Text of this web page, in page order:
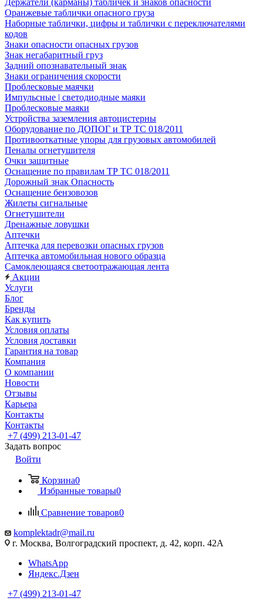
Держатели (карманы) табличек и знаков опасности
Оранжевые таблички опасного груза
Наборные таблички, цифры и таблички с переключателями
кодов
Знаки опасности опасных грузов
Знак негабаритный груз
Задний опознавательный знак
Знаки ограничения скорости
Проблесковые маячки
Импульсные | светодиодные маяки
Проблесковые маяки
Устройства заземления автоцистерны
Оборудование по ДОПОГ и ТР ТС 018/2011
Противооткатные упоры для грузовых автомобилей
Пеналы огнетушителя
Очки защитные
Оснащение по правилам ТР ТС 018/2011
Дорожный знак Опасность
Оснащение бензовозов
Жилеты сигнальные
Огнетушители
Дренажные ловушки
Аптечки
Аптечка для перевозки опасных грузов
Аптечка автомобильная нового образца
Самоклеющаяся светоотражающая лента
Акции
Услуги
Блог
Бренды
Как купить
Условия оплаты
Условия доставки
Гарантия на товар
Компания
О компании
Новости
Отзывы
Карьера
Контакты
Контакты
+7 (499) 213-01-47
Задать вопрос
Войти
Корзина0
Избранные товары0
Сравнение товаров0
komplektadr@mail.ru
г. Москва, Волгоградский проспект, д. 42, корп. 42А
WhatsApp
Яндекс.Дзен
+7 (499) 213-01-47